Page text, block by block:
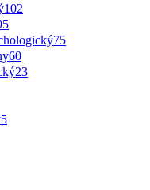
102
75
60
23
5